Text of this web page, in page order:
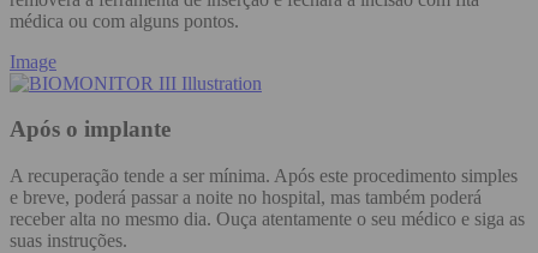
médica ou com alguns pontos.
Image
Após o implante
A recuperação tende a ser mínima. Após este procedimento simples
e breve, poderá passar a noite no hospital, mas também poderá
receber alta no mesmo dia. Ouça atentamente o seu médico e siga as
suas instruções.